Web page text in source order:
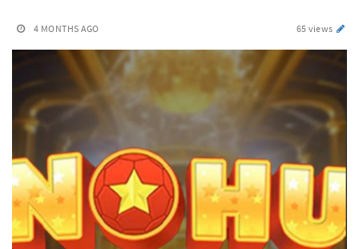
4 MONTHS AGO 65 views